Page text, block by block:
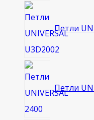
Петли
Петли